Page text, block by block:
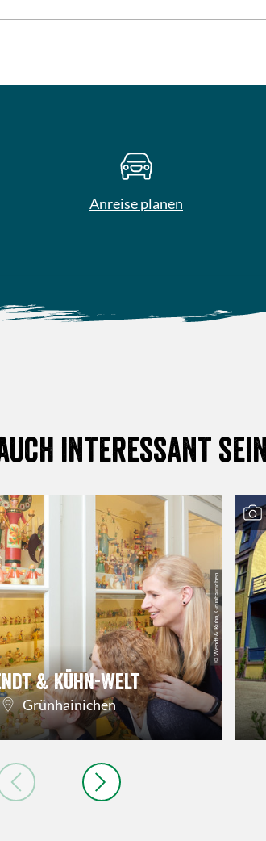
Anreise planen
interessant sein
& Kühn-Welt
Grünhainichen
© Wendt & Kühn, Grünhainichen